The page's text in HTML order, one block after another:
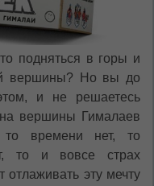
подняться в горы и
вершины? Но вы до
и не решаетесь
вершины Гималаев
то времени нет, то
то и вовсе страх
эту мечту